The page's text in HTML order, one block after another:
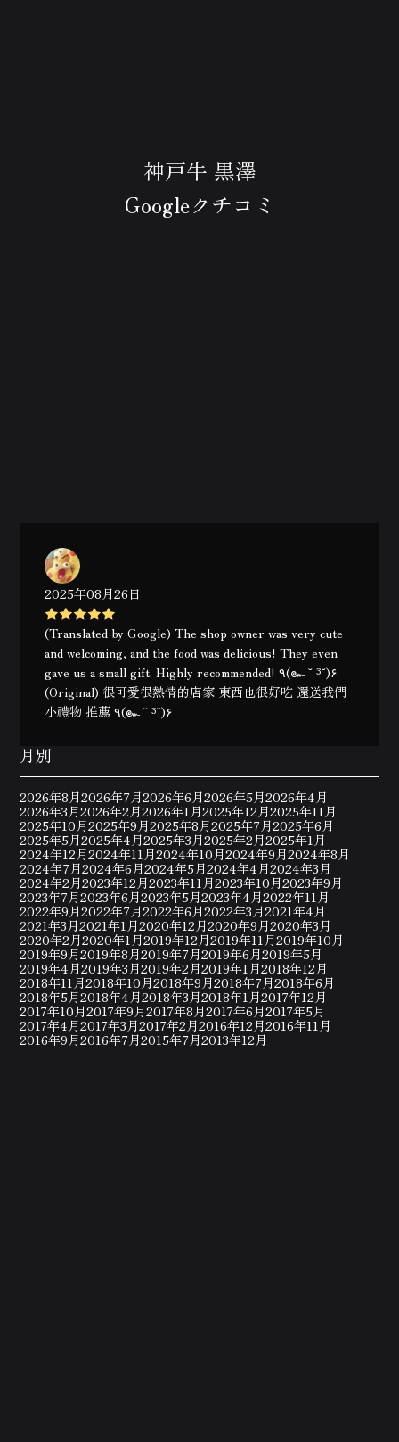
神戸牛 黒澤
Googleクチコミ
2025年08月26日
(Translated by Google) The shop owner was very cute
and welcoming, and the food was delicious! They even
gave us a small gift. Highly recommended! ٩(๛ ˘ ³˘)۶
(Original) 很可愛很熱情的店家 東西也很好吃 還送我們
小禮物 推薦 ٩(๛ ˘ ³˘)۶
月別
2026年8月2026年7月2026年6月2026年5月2026年4月
2026年3月2026年2月2026年1月2025年12月2025年11月
2025年10月2025年9月2025年8月2025年7月2025年6月
2025年5月2025年4月2025年3月2025年2月2025年1月
2024年12月2024年11月2024年10月2024年9月2024年8月
2024年7月2024年6月2024年5月2024年4月2024年3月
2024年2月2023年12月2023年11月2023年10月2023年9月
2023年7月2023年6月2023年5月2023年4月2022年11月
2022年9月2022年7月2022年6月2022年3月2021年4月
2021年3月2021年1月2020年12月2020年9月2020年3月
2020年2月2020年1月2019年12月2019年11月2019年10月
2019年9月2019年8月2019年7月2019年6月2019年5月
2019年4月2019年3月2019年2月2019年1月2018年12月
2018年11月2018年10月2018年9月2018年7月2018年6月
2018年5月2018年4月2018年3月2018年1月2017年12月
2017年10月2017年9月2017年8月2017年6月2017年5月
2017年4月2017年3月2017年2月2016年12月2016年11月
2016年9月2016年7月2015年7月2013年12月